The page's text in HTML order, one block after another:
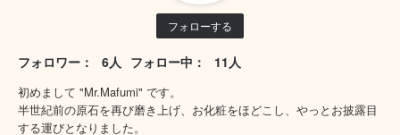
フォローする
フォロワー： 6人 フォロー中： 11人
初めまして "Mr.Mafumi" です。
半世紀前の原石を再び磨き上げ、お化粧をほどこし、やっとお披露目
する運びとなりました。